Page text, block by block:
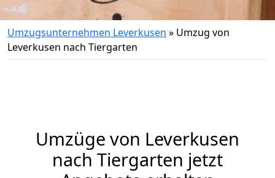
Umzugsunternehmen Leverkusen » Umzug von
Leverkusen nach Tiergarten
Umzüge von Leverkusen
nach Tiergarten jetzt